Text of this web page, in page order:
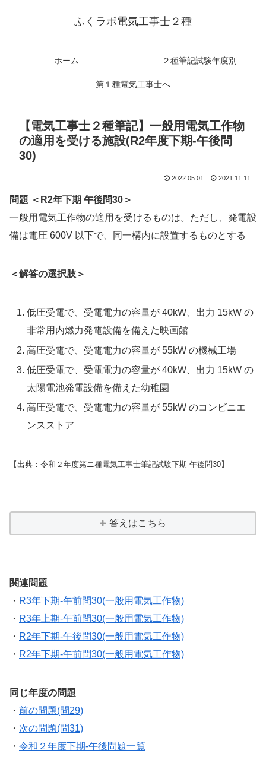
ふくラボ電気工事士２種
ホーム ２種筆記試験年度別
第１種電気工事士へ
【電気工事士２種筆記】一般用電気工作物
の適用を受ける施設(R2年度下期-午後問
30)
2022.05.01 2021.11.11
問題 ＜R2年下期 午後問30＞
一般用電気工作物の適用を受けるものは。ただし、発電設
備は電圧 600V 以下で、同一構内に設置するものとする
＜解答の選択肢＞
低圧受電で、受電電力の容量が 40kW、出力 15kW の
非常用内燃力発電設備を備えた映画館
高圧受電で、受電電力の容量が 55kW の機械工場
低圧受電で、受電電力の容量が 40kW、出力 15kW の
太陽電池発電設備を備えた幼稚園
高圧受電で、受電電力の容量が 55kW のコンビニエ
ンスストア
【出典：令和２年度第ニ種電気工事士筆記試験下期-午後問30】
答えはこちら
関連問題
・ R3年下期-午前問30(一般用電気工作物)
・ R3年上期-午前問30(一般用電気工作物)
・ R2年下期-午後問30(一般用電気工作物)
・ R2年下期-午前問30(一般用電気工作物)
同じ年度の問題
・ 前の問題(問29)
・ 次の問題(問31)
・ 令和２年度下期-午後問題一覧